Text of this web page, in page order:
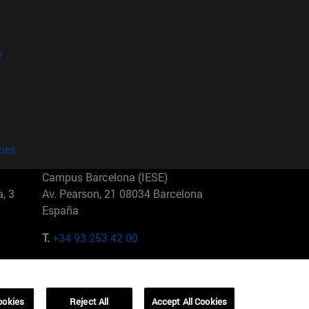
3
Campus Barcelona (IESE)
Av. Pearson, 21 08034 Barcelona
España
T.+34 93 253 42 00
01321001 Bela Vista Brasil
Reject All Accept All Cookies